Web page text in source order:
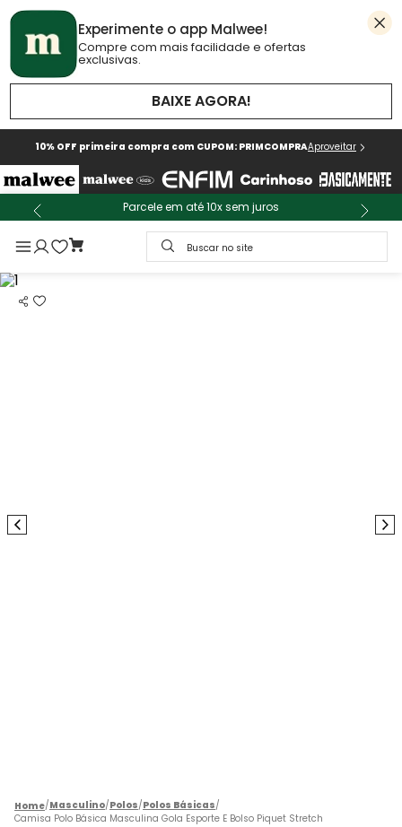
Experimente o app Malwee!
Compre com mais facilidade e ofertas
exclusivas.
BAIXE AGORA!
10% OFF primeira compra com CUPOM: PRIMCOMPRAAproveitar
Parcele em até 10x sem juros
Buscar no site
Masculino Polos Polos Básicas
Camisa Polo Básica Masculina Gola Esporte E Bolso Piquet Stretch